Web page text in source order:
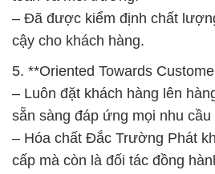
– Đã được kiểm định chất
cậy cho khách hàng.
5. **Oriented Towards
– Luôn đặt khách hàng lên
sẵn sàng đáp ứng mọi nhu cầu
– Hóa chất Đắc Trường Phát
cấp mà còn là đối tác đồng